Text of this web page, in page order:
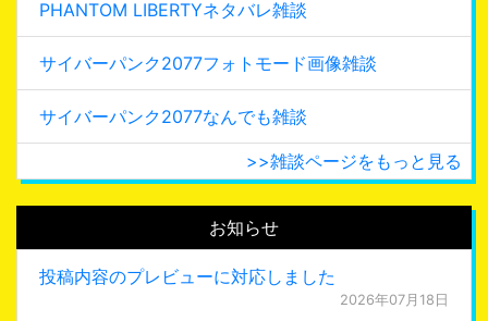
PHANTOM LIBERTYネタバレ雑談
サイバーパンク2077フォトモード画像雑談
サイバーパンク2077なんでも雑談
>>雑談ページをもっと見る
お知らせ
投稿内容のプレビューに対応しました
2026年07月18日